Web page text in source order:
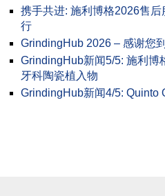
携手共进: 施利博格2026售
行
GrindingHub 2026 – 感谢您
GrindingHub新闻5/5: 施利博
牙科陶瓷植入物
GrindingHub新闻4/5: Quinto